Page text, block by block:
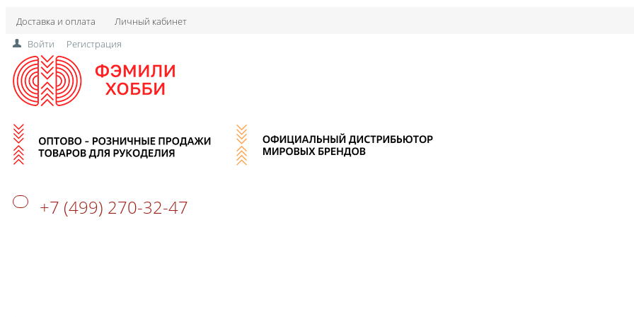
Доставка и оплата Личный кабинет
Войти Регистрация
+7 (499) 270-32-47